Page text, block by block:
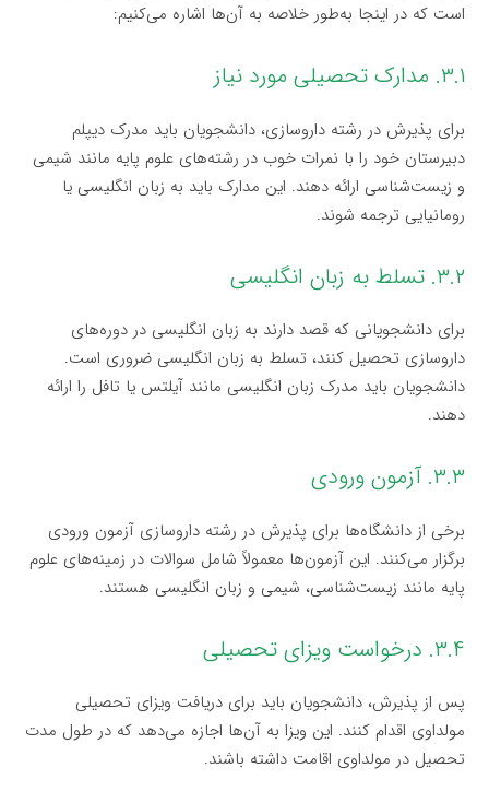
است که در اینجا به‌طور خلاصه به آن‌ها اشاره می‌کنیم:
۳.۱. مدارک تحصیلی مورد نیاز
برای پذیرش در رشته داروسازی، دانشجویان باید مدرک دیپلم
دبیرستان خود را با نمرات خوب در رشته‌های علوم پایه مانند شیمی
و زیست‌شناسی ارائه دهند. این مدارک باید به زبان انگلیسی یا
رومانیایی ترجمه شوند.
۳.۲. تسلط به زبان انگلیسی
برای دانشجویانی که قصد دارند به زبان انگلیسی در دوره‌های
داروسازی تحصیل کنند، تسلط به زبان انگلیسی ضروری است.
دانشجویان باید مدرک زبان انگلیسی مانند آیلتس یا تافل را ارائه
دهند.
۳.۳. آزمون ورودی
برخی از دانشگاه‌ها برای پذیرش در رشته داروسازی آزمون ورودی
برگزار می‌کنند. این آزمون‌ها معمولاً شامل سوالات در زمینه‌های علوم
پایه مانند زیست‌شناسی، شیمی و زبان انگلیسی هستند.
۳.۴. درخواست ویزای تحصیلی
پس از پذیرش، دانشجویان باید برای دریافت ویزای تحصیلی
مولداوی اقدام کنند. این ویزا به آن‌ها اجازه می‌دهد که در طول مدت
تحصیل در مولداوی اقامت داشته باشند.